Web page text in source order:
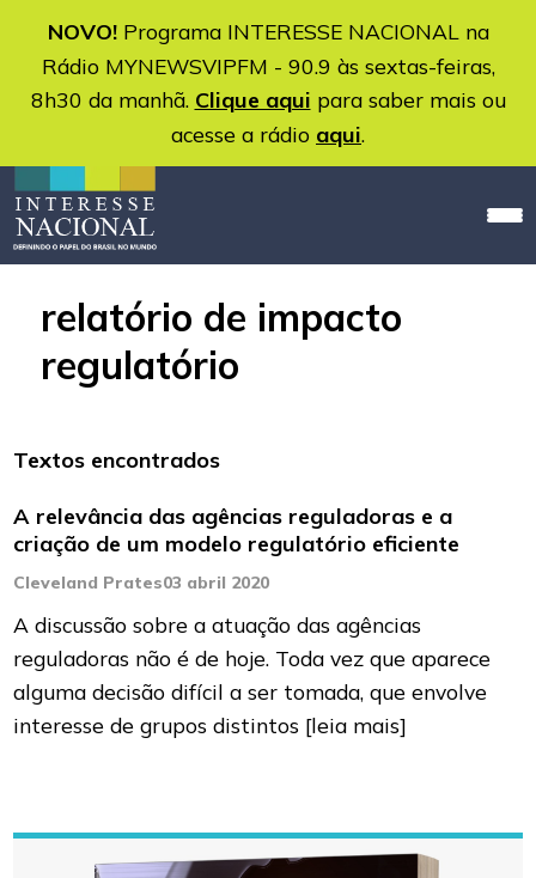
NOVO!Programa INTERESSE NACIONAL na
Rádio MYNEWSVIPFM - 90.9 às sextas-feiras,
8h30 da manhã. Clique aqui para saber mais ou
acesse a rádio aqui.
relatório de impacto
regulatório
Textos encontrados
A relevância das agências reguladoras e a
criação de um modelo regulatório eficiente
Cleveland Prates03 abril 2020
A discussão sobre a atuação das agências
reguladoras não é de hoje. Toda vez que aparece
alguma decisão difícil a ser tomada, que envolve
interesse de grupos distintos [leia mais]